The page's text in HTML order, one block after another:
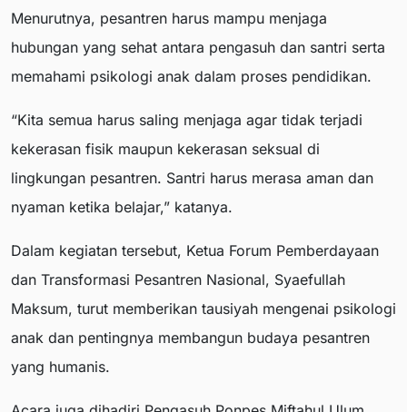
Menurutnya, pesantren harus mampu menjaga
hubungan yang sehat antara pengasuh dan santri serta
memahami psikologi anak dalam proses pendidikan.
“Kita semua harus saling menjaga agar tidak terjadi
kekerasan fisik maupun kekerasan seksual di
lingkungan pesantren. Santri harus merasa aman dan
nyaman ketika belajar,” katanya.
Dalam kegiatan tersebut, Ketua Forum Pemberdayaan
dan Transformasi Pesantren Nasional, Syaefullah
Maksum, turut memberikan tausiyah mengenai psikologi
anak dan pentingnya membangun budaya pesantren
yang humanis.